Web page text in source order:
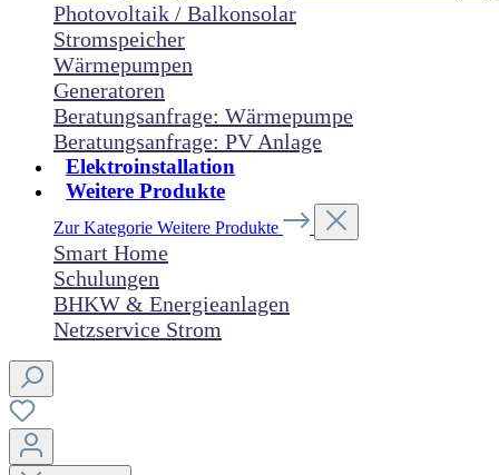
Photovoltaik / Balkonsolar
Stromspeicher
Wärmepumpen
Generatoren
Beratungsanfrage: Wärmepumpe
Beratungsanfrage: PV Anlage
Elektroinstallation
Weitere Produkte
Zur Kategorie Weitere Produkte
Smart Home
Schulungen
BHKW & Energieanlagen
Netzservice Strom